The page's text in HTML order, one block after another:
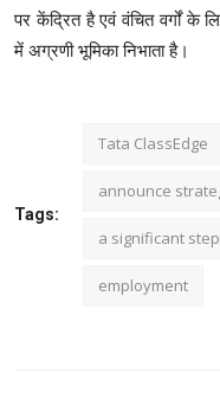
पर केंद्रित है एवं वंचित वर्गों
में अग्रणी भूमिका निभाता है।
Tags:
Tata ClassEdge
announce
a significant
employment